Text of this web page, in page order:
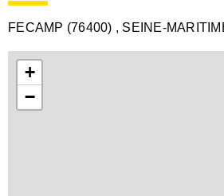
FECAMP (76400) , SEINE-
+
−